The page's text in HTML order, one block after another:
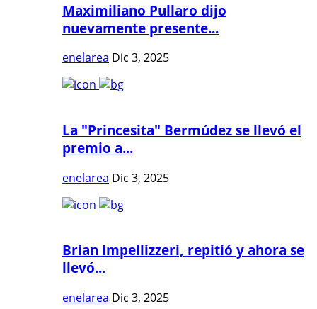
Maximiliano Pullaro dijo
nuevamente presente...
enelarea Dic 3, 2025
La "Princesita" Bermúdez se llevó el
premio a...
enelarea Dic 3, 2025
Brian Impellizzeri, repitió y ahora se
llevó...
enelarea Dic 3, 2025